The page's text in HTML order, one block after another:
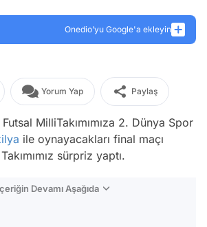
Onedio’yu Google'a ekleyin
Yorum Yap Paylaş
MilliTakımımıza 2. Dünya Spor
ile oynayacakları final maçı
sürpriz yaptı.
Devamı Aşağıda